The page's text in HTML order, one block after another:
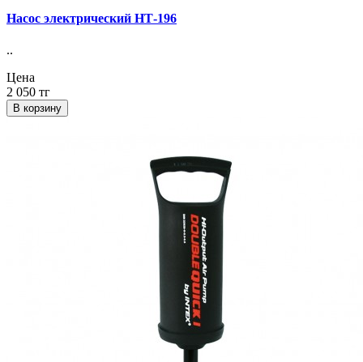
Насос электрический НТ-196
..
Цена
2 050 тг
В корзину